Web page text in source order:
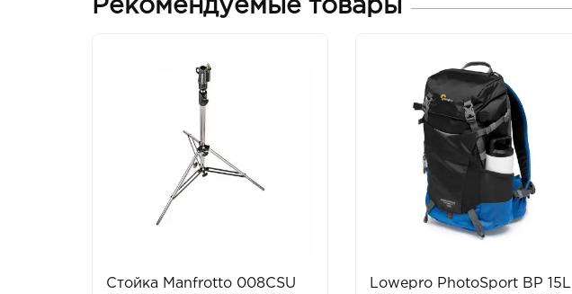
Рекомендуемые товары
Стойка Manfrotto 008CSU
Lowepro PhotoSport BP 15L